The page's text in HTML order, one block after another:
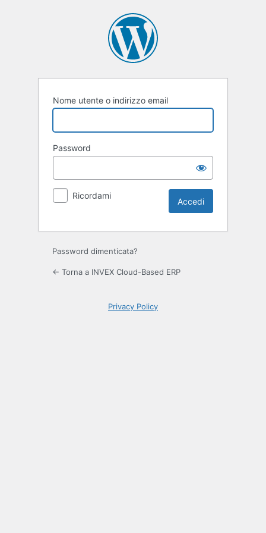
Nome utente o indirizzo email
Password
Ricordami
Password dimenticata?
← Torna a INVEX Cloud-Based ERP
Privacy Policy